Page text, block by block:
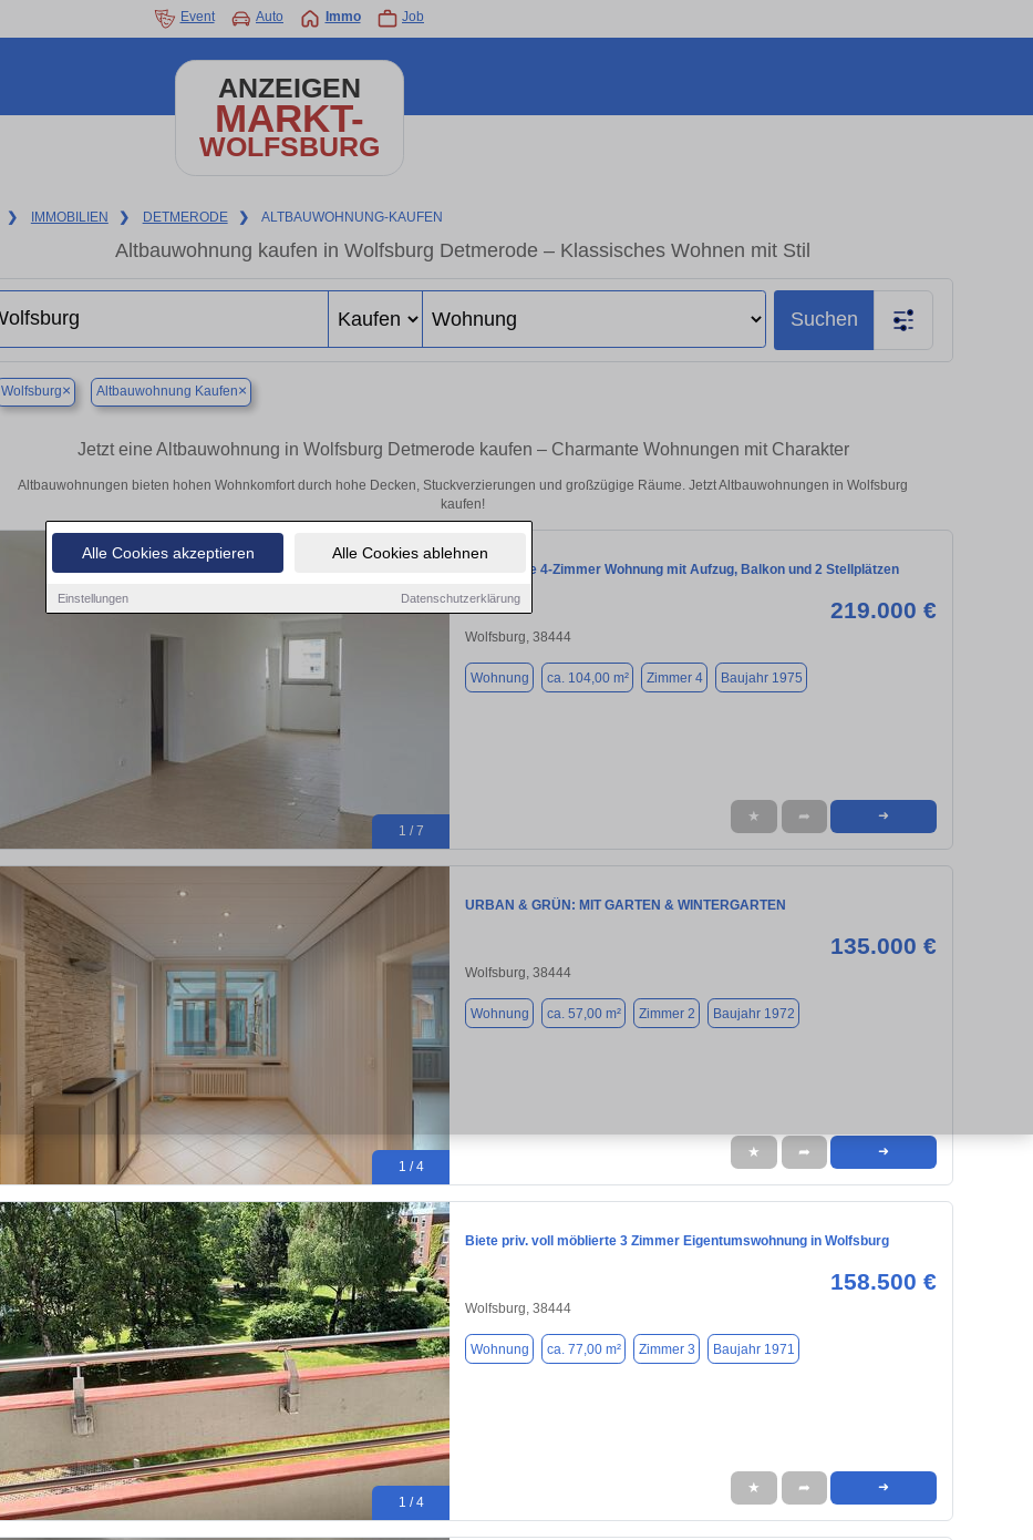
Alle Cookies akzeptieren Alle Cookies ablehnen
Einstellungen Datenschutzerklärung
Event Auto Immo Job
ANZEIGEN
MARKT-
WOLFSBURG
❯ IMMOBILIEN ❯ DETMERODE ❯ ALTBAUWOHNUNG-KAUFEN
Altbauwohnung kaufen in Wolfsburg Detmerode – Klassisches Wohnen mit Stil
Suchen
Wolfsburg× Altbauwohnung Kaufen×
Jetzt eine Altbauwohnung in Wolfsburg Detmerode kaufen – Charmante Wohnungen mit Charakter
Altbauwohnungen bieten hohen Wohnkomfort durch hohe Decken, Stuckverzierungen und großzügige Räume. Jetzt Altbauwohnungen in Wolfsburg
kaufen!
1 / 7
Großzügige 4-Zimmer Wohnung mit Aufzug, Balkon und 2 Stellplätzen
219.000 €
Wolfsburg, 38444
Wohnung ca. 104,00 m² Zimmer 4 Baujahr 1975
★ ➦ ➜
1 / 4
URBAN & GRÜN: MIT GARTEN & WINTERGARTEN
135.000 €
Wolfsburg, 38444
Wohnung ca. 57,00 m² Zimmer 2 Baujahr 1972
★ ➦ ➜
1 / 4
Biete priv. voll möblierte 3 Zimmer Eigentumswohnung in Wolfsburg
158.500 €
Wolfsburg, 38444
Wohnung ca. 77,00 m² Zimmer 3 Baujahr 1971
★ ➦ ➜